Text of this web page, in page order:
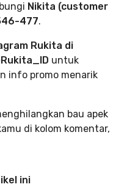
Nikita (customer
477.
Rukita di
untuk
info promo menarik
bau apek
di kolom komentar,
ini